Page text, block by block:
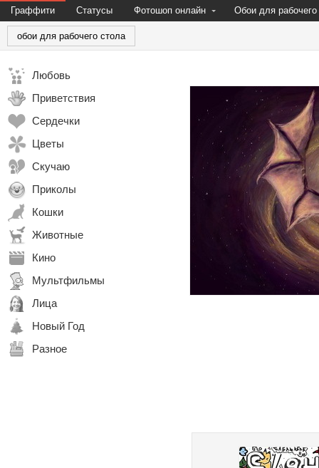
Граффити Статусы Фотошоп онлайн Обои для рабочего
обои для рабочего стола
Любовь
Приветствия
Сердечки
Цветы
Скучаю
Приколы
Кошки
Животные
Кино
Мультфильмы
Лица
Новый Год
Разное